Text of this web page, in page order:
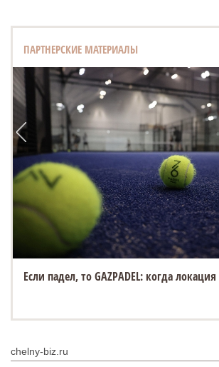
ПАРТНЕРСКИЕ МАТЕРИАЛЫ
Если падел, то GAZPADEL: когда
chelny-biz.ru